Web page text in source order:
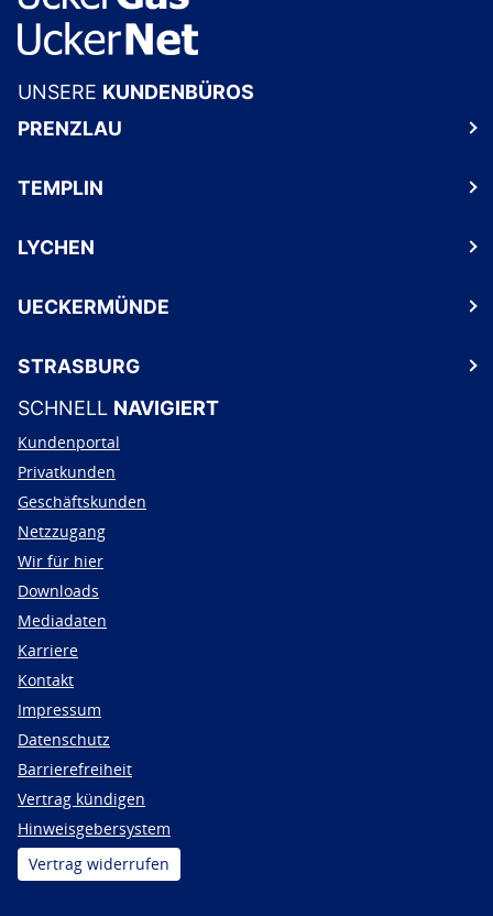
UNSERE KUNDENBÜROS
PRENZLAU
TEMPLIN
LYCHEN
UECKERMÜNDE
STRASBURG
SCHNELL NAVIGIERT
Kundenportal
Privatkunden
Geschäftskunden
Netzzugang
Wir für hier
Downloads
Mediadaten
Karriere
Kontakt
Impressum
Datenschutz
Barrierefreiheit
Vertrag kündigen
Hinweisgebersystem
Vertrag widerrufen